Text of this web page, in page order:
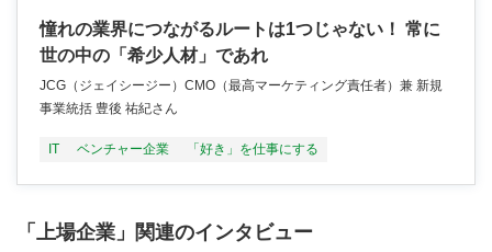
憧れの業界につながるルートは1つじゃない！ 常に
世の中の「希少人材」であれ
JCG（ジェイシージー）CMO（最高マーケティング責任者）兼 新規
事業統括 豊後 祐紀さん
IT ベンチャー企業 「好き」を仕事にする
「上場企業」関連のインタビュー